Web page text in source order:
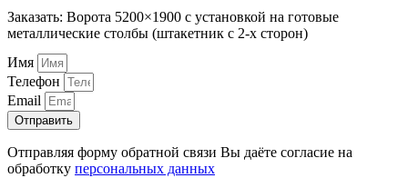
Заказать: Ворота 5200×1900 с установкой на готовые
металлические столбы (штакетник с 2-х сторон)
Имя
Телефон
Email
Отправить
Отправляя форму обратной связи Вы даёте согласие на
обработку персональных данных